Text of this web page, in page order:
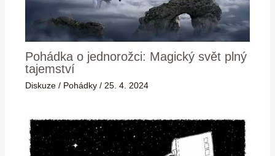
Pohádka o jednorožci: Magický svět plný
tajemství
Diskuze / Pohádky /25. 4. 2024